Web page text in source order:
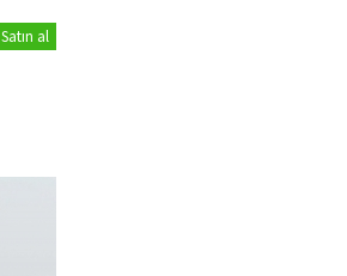
Satın al